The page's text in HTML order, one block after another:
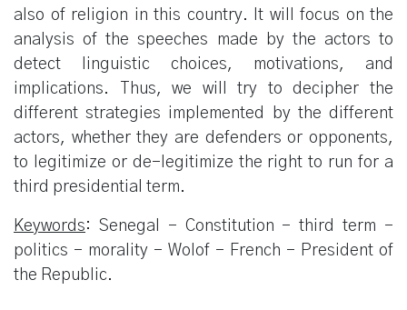
also of religion in this country. It will focus on the
analysis of the speeches made by the actors to
detect linguistic choices, motivations, and
implications. Thus, we will try to decipher the
different strategies implemented by the different
actors, whether they are defenders or opponents,
to legitimize or de-legitimize the right to run for a
third presidential term.
Keywords: Senegal - Constitution - third term -
politics - morality – Wolof – French – President of
the Republic.